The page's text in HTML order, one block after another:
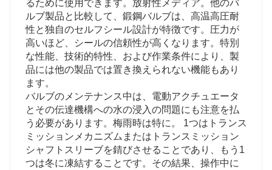
るために使用できます。放射性メディア。他のバ
ルブ製品と比較して、鍛鋼バルブは、高温高圧耐
性と独自のセルフシール設計が特徴です。圧力が
高いほど、シールの信頼性が高くなります。特別
な性能、技術的特性、および作業条件により、製
品には他の製品では置き換えられない機能もあり
ます。
バルブのメンテナンス中は、電動アクチュエータ
とその伝達機構への水の浸入の問題にも注意を払
う必要があります。梅雨時は特に。 1つはトランス
ミッションメカニズムまたはトランスミッション
シャフトスリーブを錆びさせることであり、もう1
つは冬に凍結することです。その結果、操作中に